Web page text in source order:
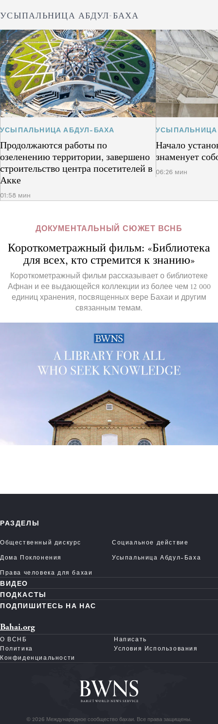
УСЫПАЛЬНИЦА АБДУЛ-БАХА
УСЫПАЛЬНИЦА АБДУЛ-БАХА
Продолжаются работы по
озеленению территории, завершено
строительство центра посетителей в
Акке
01:58 мин
Начало
знаменует
06:26 мин
ДОКУМЕНТАЛЬНЫЙ СЮЖЕТ ВСНБ
Короткометражный фильм: «Библиотека
для всех, кто стремится к знанию»
Короткометражный фильм рассказывает о библиотеке
Афнан и ее выдающейся коллекции из более чем 12 000
единиц хранения, посвященных вере Бахаи и другим
связанным темам.
РАЗДЕЛЫ
Общественный дискурс
Социальное действие
Дома Поклонения
Усыпальница Абдул-Баха
Права человека для бахаи
ВИДЕО
ПОДКАСТЫ
ПОДПИШИТЕСЬ НА НАС
Bahai.org
О ВСНБ
Написать
Политика
Конфиденциальности
Условия Использования
© 2026 Международное сообщество бахаи. Все права защищены.